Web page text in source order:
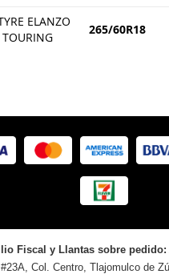
ELANZO
TOURING
265/60R18
Fiscal y Llantas sobre pedido:
Col. Centro, Tlajomulco de